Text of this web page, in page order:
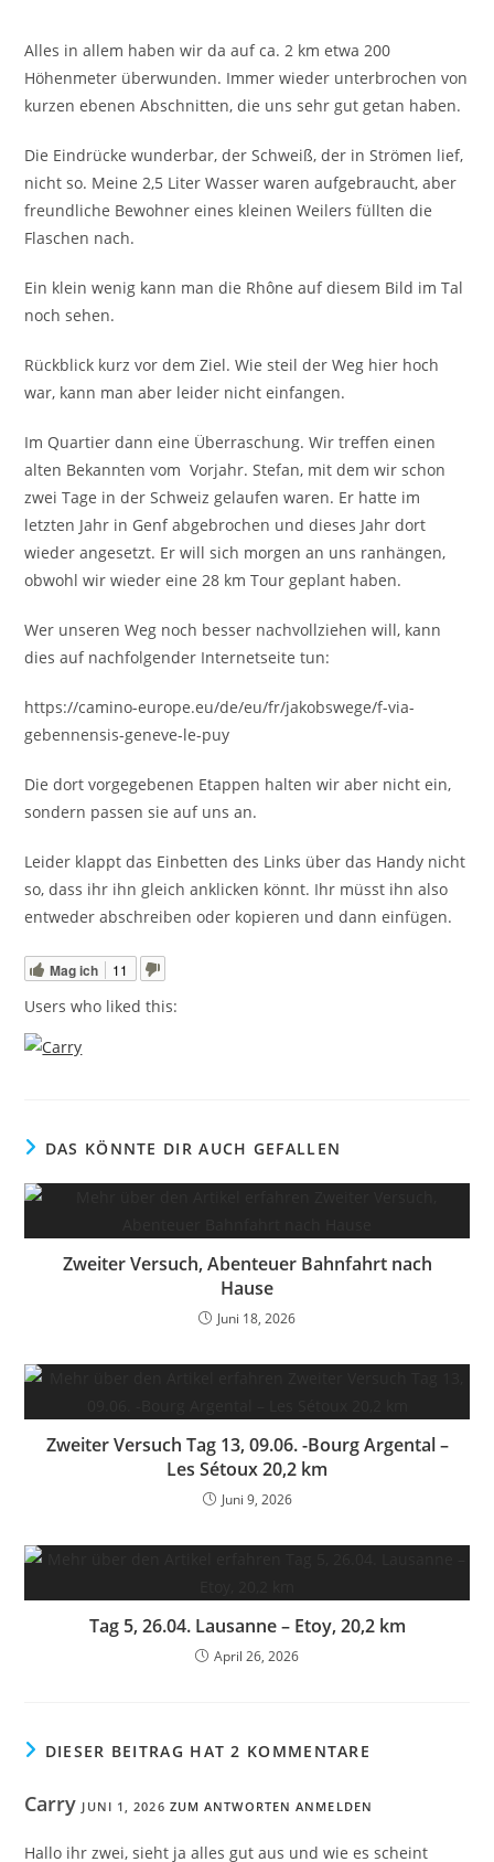
Alles in allem haben wir da auf ca. 2 km etwa 200
Höhenmeter überwunden. Immer wieder unterbrochen von
kurzen ebenen Abschnitten, die uns sehr gut getan haben.
Die Eindrücke wunderbar, der Schweiß, der in Strömen lief,
nicht so. Meine 2,5 Liter Wasser waren aufgebraucht, aber
freundliche Bewohner eines kleinen Weilers füllten die
Flaschen nach.
Ein klein wenig kann man die Rhône auf diesem Bild im Tal
noch sehen.
Rückblick kurz vor dem Ziel. Wie steil der Weg hier hoch
war, kann man aber leider nicht einfangen.
Im Quartier dann eine Überraschung. Wir treffen einen
alten Bekannten vom Vorjahr. Stefan, mit dem wir schon
zwei Tage in der Schweiz gelaufen waren. Er hatte im
letzten Jahr in Genf abgebrochen und dieses Jahr dort
wieder angesetzt. Er will sich morgen an uns ranhängen,
obwohl wir wieder eine 28 km Tour geplant haben.
Wer unseren Weg noch besser nachvollziehen will, kann
dies auf nachfolgender Internetseite tun:
https://camino-europe.eu/de/eu/fr/jakobswege/f-via-
gebennensis-geneve-le-puy
Die dort vorgegebenen Etappen halten wir aber nicht ein,
sondern passen sie auf uns an.
Leider klappt das Einbetten des Links über das Handy nicht
so, dass ihr ihn gleich anklicken könnt. Ihr müsst ihn also
entweder abschreiben oder kopieren und dann einfügen.
Mag ich 11
Users who liked this:
DAS KÖNNTE DIR AUCH GEFALLEN
Zweiter Versuch, Abenteuer Bahnfahrt nach
Hause
Juni 18, 2026
Zweiter Versuch Tag 13, 09.06. -Bourg Argental –
Les Sétoux 20,2 km
Juni 9, 2026
Tag 5, 26.04. Lausanne – Etoy, 20,2 km
April 26, 2026
DIESER BEITRAG HAT 2 KOMMENTARE
Carry JUNI 1, 2026 ZUM ANTWORTEN ANMELDEN
Hallo ihr zwei, sieht ja alles gut aus und wie es scheint